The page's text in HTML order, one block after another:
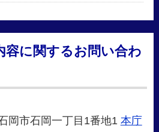
容に関するお問い合わ
岡市石岡一丁目1番地1 本庁